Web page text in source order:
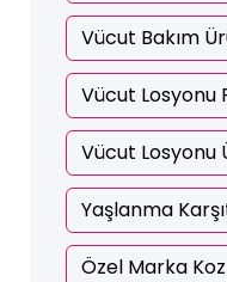
Vücut Bakım
Vücut Losyonu
Vücut Losyonu
Yaşlanma
Özel Marka